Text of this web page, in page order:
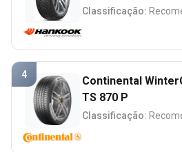
Classificação:
4
Continental
TS 870 P
Classificação: